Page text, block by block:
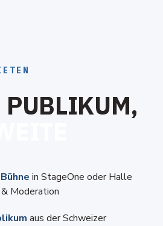
PUBLIKUM,
in StageOne oder Halle
Moderation
aus der Schweizer